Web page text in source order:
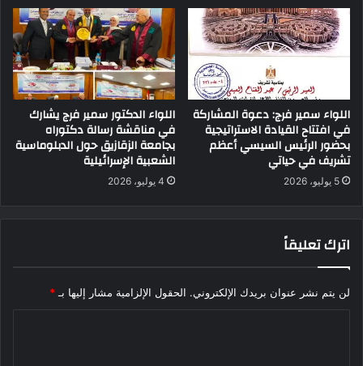
اللواء سمير فرج: دعوة المشاركة
في افتتاح القيادة الاستراتيجية
بحضور الرئيس السيسي أعظم
تشريف في حياتي
5 يوليو، 2026
اللواء الدكتور سمير فرج يشارك
في مناقشة رسالة دكتوراه
بجامعة الزقازيق حول الدبلوماسية
الشعبية الإسرائيلية
4 يوليو، 2026
اترك تعليقاً
لن يتم نشر عنوان بريدك الإلكتروني. الحقول الإلزامية مشار إليها بـ *